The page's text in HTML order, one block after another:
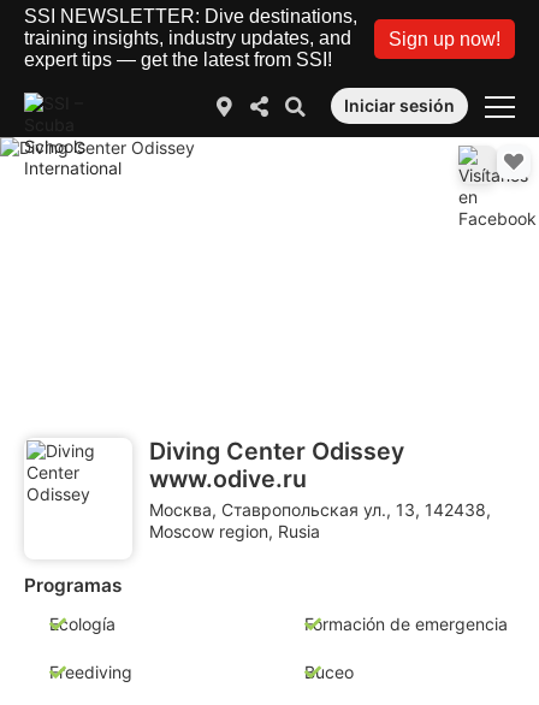
SSI NEWSLETTER: Dive destinations,
training insights, industry updates, and
expert tips — get the latest from SSI!
Sign up now!
Iniciar sesión
Diving Center Odissey
www.odive.ru
Москва, Ставропольская ул., 13, 142438,
Moscow region, Rusia
Programas
Ecología Formación de emergencia
Freediving Buceo